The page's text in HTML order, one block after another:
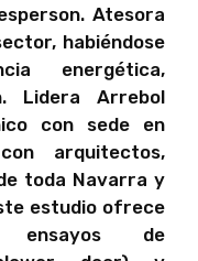
Atesora
habiéndose
energética,
Lidera Arrebol
con sede en
arquitectos,
toda Navarra y
estudio ofrece
ensayos de